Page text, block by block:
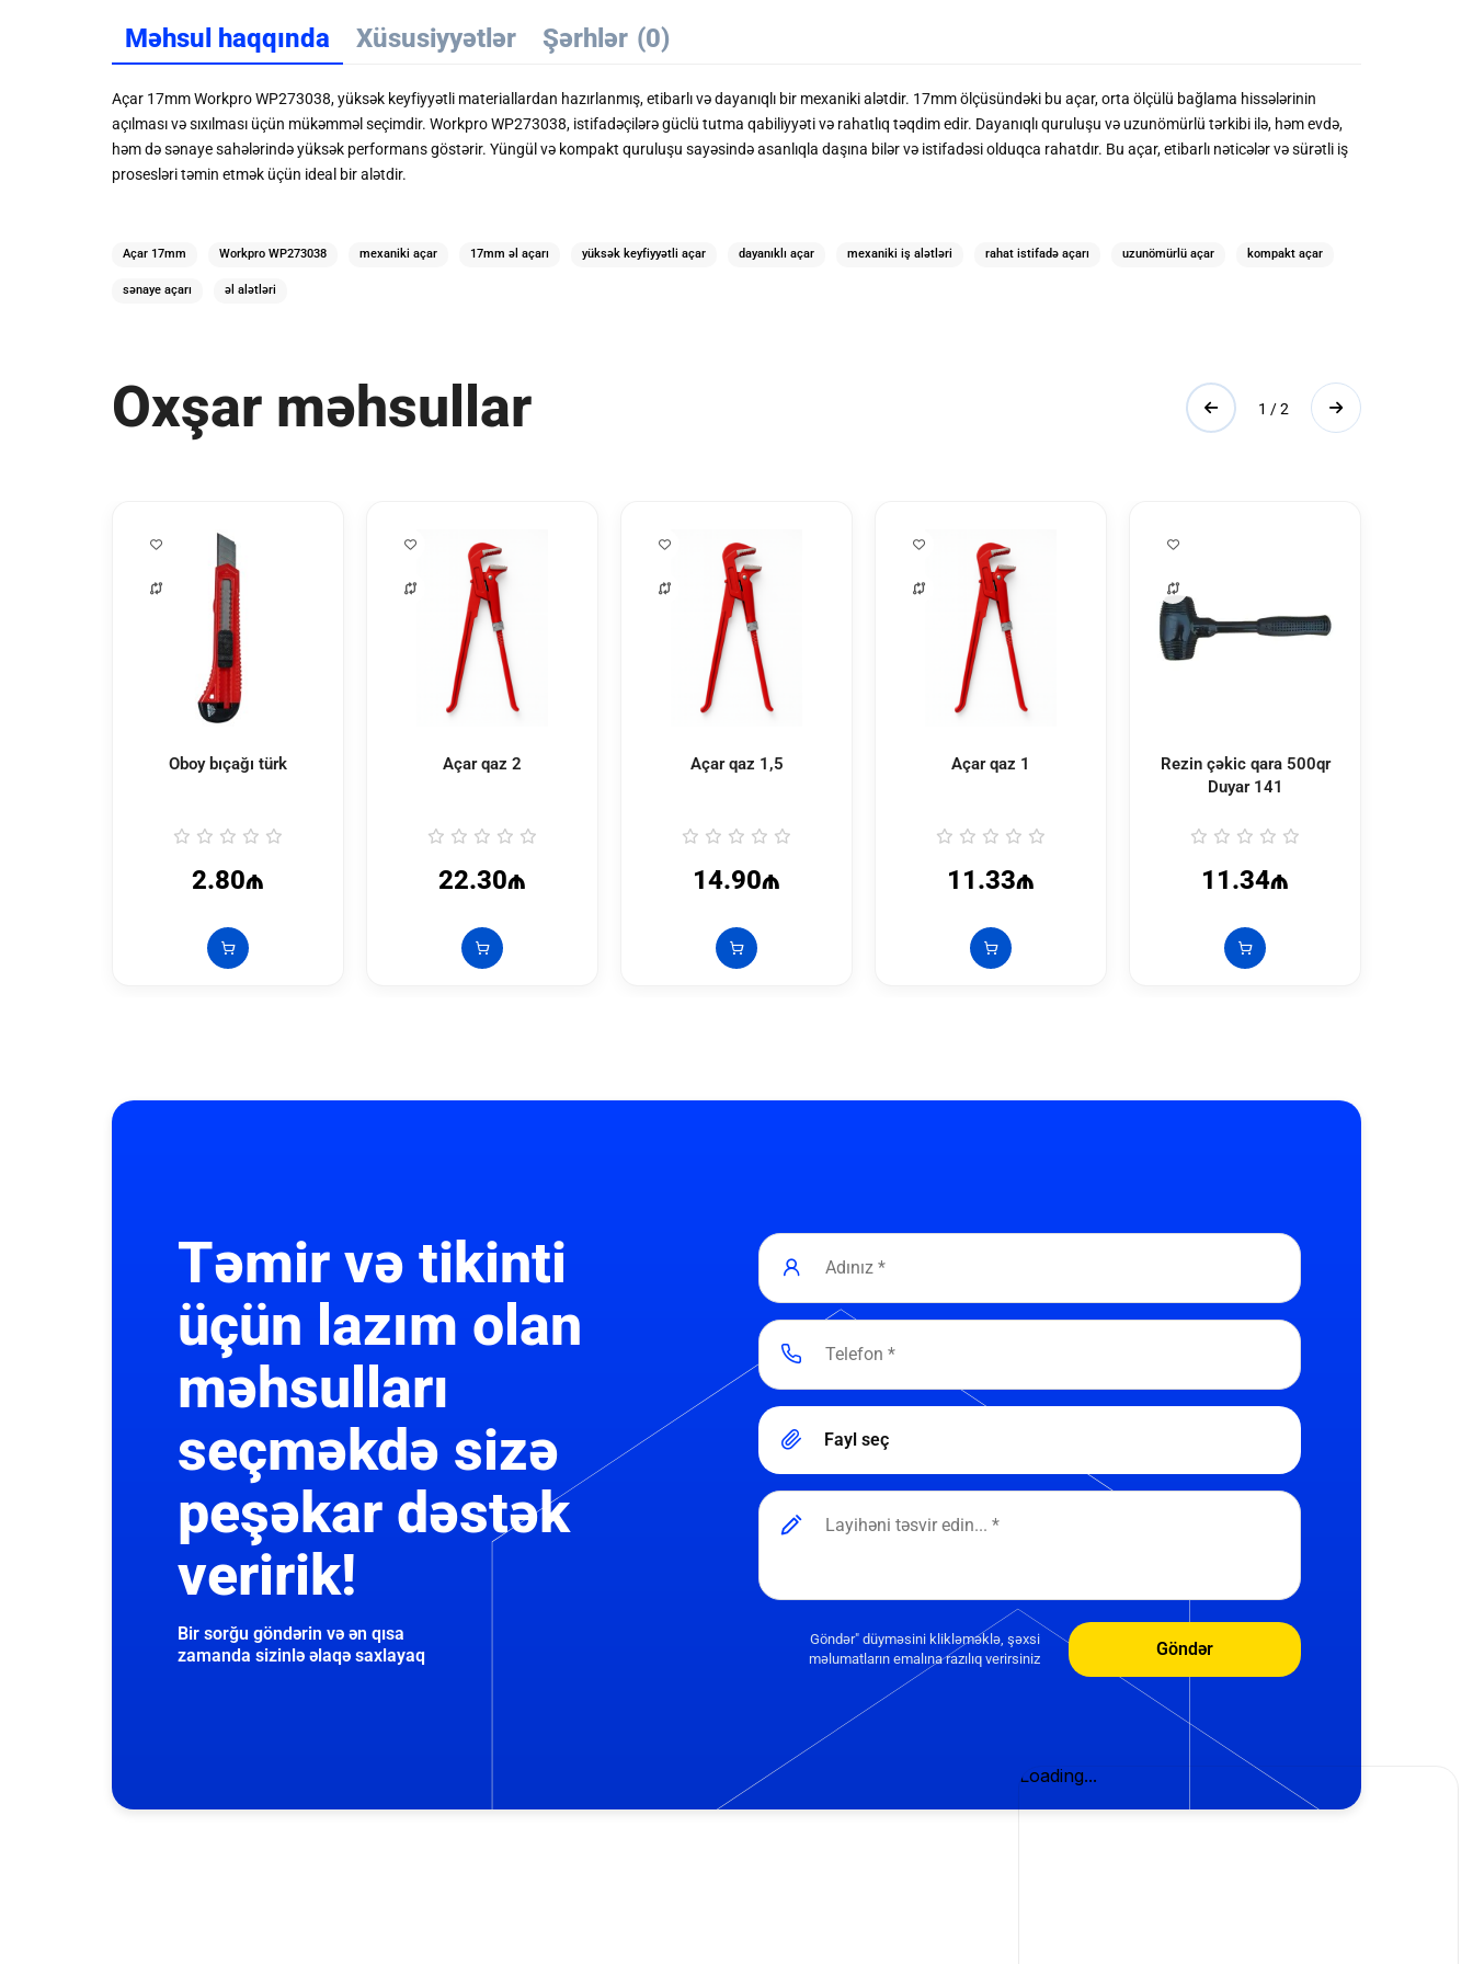
Məhsul haqqında Xüsusiyyətlər Şərhlər (0)
Açar 17mm Workpro WP273038, yüksək keyfiyyətli materiallardan hazırlanmış, etibarlı və dayanıqlı bir mexaniki alətdir. 17mm ölçüsündəki bu açar, orta ölçülü bağlama hissələrinin
açılması və sıxılması üçün mükəmməl seçimdir. Workpro WP273038, istifadəçilərə güclü tutma qabiliyyəti və rahatlıq təqdim edir. Dayanıqlı quruluşu və uzunömürlü tərkibi ilə, həm evdə,
həm də sənaye sahələrində yüksək performans göstərir. Yüngül və kompakt quruluşu sayəsində asanlıqla daşına bilər və istifadəsi olduqca rahatdır. Bu açar, etibarlı nəticələr və sürətli iş
prosesləri təmin etmək üçün ideal bir alətdir.
Açar 17mm Workpro WP273038 mexaniki açar 17mm əl açarı yüksək keyfiyyətli açar dayanıklı açar mexaniki iş alətləri rahat istifadə açarı uzunömürlü açar kompakt açar
sənaye açarı əl alətləri
Oxşar məhsullar
Oboy bıçağı türk
2.80₼
Açar qaz 2
22.30₼
Açar qaz 1,5
14.90₼
Açar qaz 1
11.33₼
Rezin çəkic qara 500qr
Duyar 141
11.34₼
1 / 2
Təmir və tikinti
üçün lazım olan
məhsulları
seçməkdə sizə
peşəkar dəstək
veririk!
Bir sorğu göndərin və ən qısa
zamanda sizinlə əlaqə saxlayaq
Fayl seç
Göndər" düyməsini klikləməklə, şəxsi
məlumatların emalına razılıq verirsiniz
Göndər